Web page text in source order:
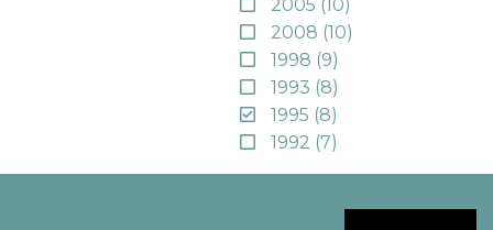
2005 (10)
2008 (10)
1998 (9)
1993 (8)
1995 (8)
1992 (7)